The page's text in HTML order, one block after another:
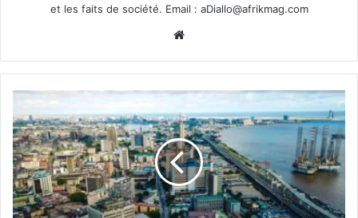
et les faits de société. Email : aDiallo@afrikmag.com